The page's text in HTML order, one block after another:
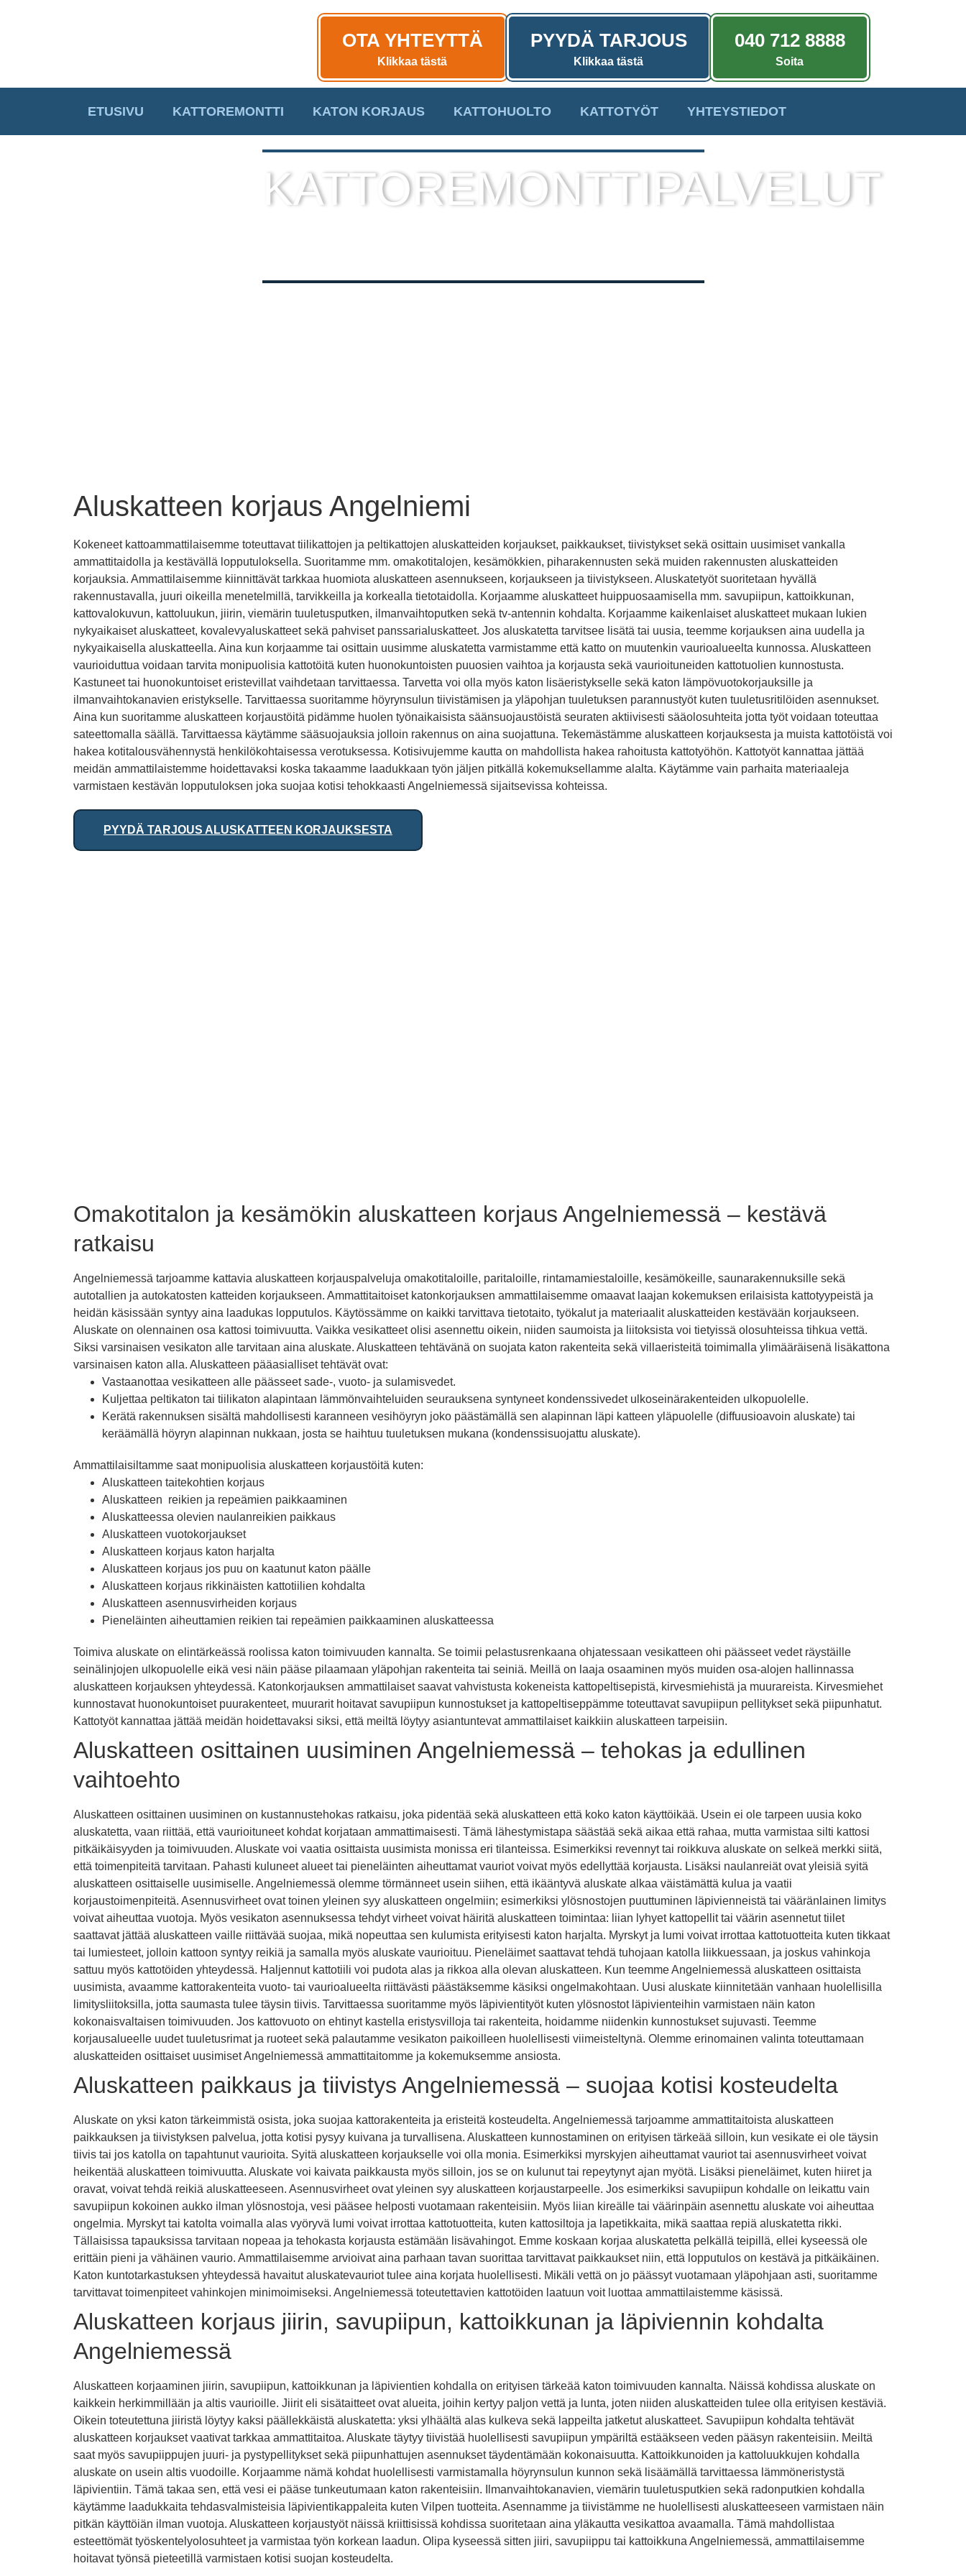
OTA YHTEYTTÄ
Klikkaa tästä
PYYDÄ TARJOUS
Klikkaa tästä
040 712 8888
Soita
ETUSIVU KATTOREMONTTI KATON KORJAUS KATTOHUOLTO KATTOTYÖT YHTEYSTIEDOT
KATTOREMONTTIPALVELUT
Aluskatteen korjaus Angelniemi
Kokeneet kattoammattilaisemme toteuttavat tiilikattojen ja peltikattojen aluskatteiden korjaukset, paikkaukset, tiivistykset sekä osittain uusimiset vankalla
ammattitaidolla ja kestävällä lopputuloksella. Suoritamme mm. omakotitalojen, kesämökkien, piharakennusten sekä muiden rakennusten aluskatteiden
korjauksia. Ammattilaisemme kiinnittävät tarkkaa huomiota aluskatteen asennukseen, korjaukseen ja tiivistykseen. Aluskatetyöt suoritetaan hyvällä
rakennustavalla, juuri oikeilla menetelmillä, tarvikkeilla ja korkealla tietotaidolla. Korjaamme aluskatteet huippuosaamisella mm. savupiipun, kattoikkunan,
kattovalokuvun, kattoluukun, jiirin, viemärin tuuletusputken, ilmanvaihtoputken sekä tv-antennin kohdalta. Korjaamme kaikenlaiset aluskatteet mukaan lukien
nykyaikaiset aluskatteet, kovalevyaluskatteet sekä pahviset panssarialuskatteet. Jos aluskatetta tarvitsee lisätä tai uusia, teemme korjauksen aina uudella ja
nykyaikaisella aluskatteella. Aina kun korjaamme tai osittain uusimme aluskatetta varmistamme että katto on muutenkin vaurioalueelta kunnossa. Aluskatteen
vaurioiduttua voidaan tarvita monipuolisia kattotöitä kuten huonokuntoisten puuosien vaihtoa ja korjausta sekä vaurioituneiden kattotuolien kunnostusta.
Kastuneet tai huonokuntoiset eristevillat vaihdetaan tarvittaessa. Tarvetta voi olla myös katon lisäeristykselle sekä katon lämpövuotokorjauksille ja
ilmanvaihtokanavien eristykselle. Tarvittaessa suoritamme höyrynsulun tiivistämisen ja yläpohjan tuuletuksen parannustyöt kuten tuuletusritilöiden asennukset.
Aina kun suoritamme aluskatteen korjaustöitä pidämme huolen työnaikaisista säänsuojaustöistä seuraten aktiivisesti sääolosuhteita jotta työt voidaan toteuttaa
sateettomalla säällä. Tarvittaessa käytämme sääsuojauksia jolloin rakennus on aina suojattuna. Tekemästämme aluskatteen korjauksesta ja muista kattotöistä voi
hakea kotitalousvähennystä henkilökohtaisessa verotuksessa. Kotisivujemme kautta on mahdollista hakea rahoitusta kattotyöhön. Kattotyöt kannattaa jättää
meidän ammattilaistemme hoidettavaksi koska takaamme laadukkaan työn jäljen pitkällä kokemuksellamme alalta. Käytämme vain parhaita materiaaleja
varmistaen kestävän lopputuloksen joka suojaa kotisi tehokkaasti Angelniemessä sijaitsevissa kohteissa.
PYYDÄ TARJOUS ALUSKATTEEN KORJAUKSESTA
Omakotitalon ja kesämökin aluskatteen korjaus Angelniemessä – kestävä
ratkaisu
Angelniemessä tarjoamme kattavia aluskatteen korjauspalveluja omakotitaloille, paritaloille, rintamamiestaloille, kesämökeille, saunarakennuksille sekä
autotallien ja autokatosten katteiden korjaukseen. Ammattitaitoiset katonkorjauksen ammattilaisemme omaavat laajan kokemuksen erilaisista kattotyypeistä ja
heidän käsissään syntyy aina laadukas lopputulos. Käytössämme on kaikki tarvittava tietotaito, työkalut ja materiaalit aluskatteiden kestävään korjaukseen.
Aluskate on olennainen osa kattosi toimivuutta. Vaikka vesikatteet olisi asennettu oikein, niiden saumoista ja liitoksista voi tietyissä olosuhteissa tihkua vettä.
Siksi varsinaisen vesikaton alle tarvitaan aina aluskate. Aluskatteen tehtävänä on suojata katon rakenteita sekä villaeristeitä toimimalla ylimääräisenä lisäkattona
varsinaisen katon alla. Aluskatteen pääasialliset tehtävät ovat:
Vastaanottaa vesikatteen alle päässeet sade-, vuoto- ja sulamisvedet.
Kuljettaa peltikaton tai tiilikaton alapintaan lämmönvaihteluiden seurauksena syntyneet kondenssivedet ulkoseinärakenteiden ulkopuolelle.
Kerätä rakennuksen sisältä mahdollisesti karanneen vesihöyryn joko päästämällä sen alapinnan läpi katteen yläpuolelle (diffuusioavoin aluskate) tai
keräämällä höyryn alapinnan nukkaan, josta se haihtuu tuuletuksen mukana (kondenssisuojattu aluskate).
Ammattilaisiltamme saat monipuolisia aluskatteen korjaustöitä kuten:
Aluskatteen taitekohtien korjaus
Aluskatteen reikien ja repeämien paikkaaminen
Aluskatteessa olevien naulanreikien paikkaus
Aluskatteen vuotokorjaukset
Aluskatteen korjaus katon harjalta
Aluskatteen korjaus jos puu on kaatunut katon päälle
Aluskatteen korjaus rikkinäisten kattotiilien kohdalta
Aluskatteen asennusvirheiden korjaus
Pieneläinten aiheuttamien reikien tai repeämien paikkaaminen aluskatteessa
Toimiva aluskate on elintärkeässä roolissa katon toimivuuden kannalta. Se toimii pelastusrenkaana ohjatessaan vesikatteen ohi päässeet vedet räystäille
seinälinjojen ulkopuolelle eikä vesi näin pääse pilaamaan yläpohjan rakenteita tai seiniä. Meillä on laaja osaaminen myös muiden osa-alojen hallinnassa
aluskatteen korjauksen yhteydessä. Katonkorjauksen ammattilaiset saavat vahvistusta kokeneista kattopeltisepistä, kirvesmiehistä ja muurareista. Kirvesmiehet
kunnostavat huonokuntoiset puurakenteet, muurarit hoitavat savupiipun kunnostukset ja kattopeltiseppämme toteuttavat savupiipun pellitykset sekä piipunhatut.
Kattotyöt kannattaa jättää meidän hoidettavaksi siksi, että meiltä löytyy asiantuntevat ammattilaiset kaikkiin aluskatteen tarpeisiin.
Aluskatteen osittainen uusiminen Angelniemessä – tehokas ja edullinen
vaihtoehto
Aluskatteen osittainen uusiminen on kustannustehokas ratkaisu, joka pidentää sekä aluskatteen että koko katon käyttöikää. Usein ei ole tarpeen uusia koko
aluskatetta, vaan riittää, että vaurioituneet kohdat korjataan ammattimaisesti. Tämä lähestymistapa säästää sekä aikaa että rahaa, mutta varmistaa silti kattosi
pitkäikäisyyden ja toimivuuden. Aluskate voi vaatia osittaista uusimista monissa eri tilanteissa. Esimerkiksi revennyt tai roikkuva aluskate on selkeä merkki siitä,
että toimenpiteitä tarvitaan. Pahasti kuluneet alueet tai pieneläinten aiheuttamat vauriot voivat myös edellyttää korjausta. Lisäksi naulanreiät ovat yleisiä syitä
aluskatteen osittaiselle uusimiselle. Angelniemessä olemme törmänneet usein siihen, että ikääntyvä aluskate alkaa väistämättä kulua ja vaatii
korjaustoimenpiteitä. Asennusvirheet ovat toinen yleinen syy aluskatteen ongelmiin; esimerkiksi ylösnostojen puuttuminen läpivienneistä tai vääränlainen limitys
voivat aiheuttaa vuotoja. Myös vesikaton asennuksessa tehdyt virheet voivat häiritä aluskatteen toimintaa: liian lyhyet kattopellit tai väärin asennetut tiilet
saattavat jättää aluskatteen vaille riittävää suojaa, mikä nopeuttaa sen kulumista erityisesti katon harjalta. Myrskyt ja lumi voivat irrottaa kattotuotteita kuten tikkaat
tai lumiesteet, jolloin kattoon syntyy reikiä ja samalla myös aluskate vaurioituu. Pieneläimet saattavat tehdä tuhojaan katolla liikkuessaan, ja joskus vahinkoja
sattuu myös kattotöiden yhteydessä. Haljennut kattotiili voi pudota alas ja rikkoa alla olevan aluskatteen. Kun teemme Angelniemessä aluskatteen osittaista
uusimista, avaamme kattorakenteita vuoto- tai vaurioalueelta riittävästi päästäksemme käsiksi ongelmakohtaan. Uusi aluskate kiinnitetään vanhaan huolellisilla
limitysliitoksilla, jotta saumasta tulee täysin tiivis. Tarvittaessa suoritamme myös läpivientityöt kuten ylösnostot läpivienteihin varmistaen näin katon
kokonaisvaltaisen toimivuuden. Jos kattovuoto on ehtinyt kastella eristysvilloja tai rakenteita, hoidamme niidenkin kunnostukset sujuvasti. Teemme
korjausalueelle uudet tuuletusrimat ja ruoteet sekä palautamme vesikaton paikoilleen huolellisesti viimeisteltynä. Olemme erinomainen valinta toteuttamaan
aluskatteiden osittaiset uusimiset Angelniemessä ammattitaitomme ja kokemuksemme ansiosta.
Aluskatteen paikkaus ja tiivistys Angelniemessä – suojaa kotisi kosteudelta
Aluskate on yksi katon tärkeimmistä osista, joka suojaa kattorakenteita ja eristeitä kosteudelta. Angelniemessä tarjoamme ammattitaitoista aluskatteen
paikkauksen ja tiivistyksen palvelua, jotta kotisi pysyy kuivana ja turvallisena. Aluskatteen kunnostaminen on erityisen tärkeää silloin, kun vesikate ei ole täysin
tiivis tai jos katolla on tapahtunut vaurioita. Syitä aluskatteen korjaukselle voi olla monia. Esimerkiksi myrskyjen aiheuttamat vauriot tai asennusvirheet voivat
heikentää aluskatteen toimivuutta. Aluskate voi kaivata paikkausta myös silloin, jos se on kulunut tai repeytynyt ajan myötä. Lisäksi pieneläimet, kuten hiiret ja
oravat, voivat tehdä reikiä aluskatteeseen. Asennusvirheet ovat yleinen syy aluskatteen korjaustarpeelle. Jos esimerkiksi savupiipun kohdalle on leikattu vain
savupiipun kokoinen aukko ilman ylösnostoja, vesi pääsee helposti vuotamaan rakenteisiin. Myös liian kireälle tai väärinpäin asennettu aluskate voi aiheuttaa
ongelmia. Myrskyt tai katolta voimalla alas vyöryvä lumi voivat irrottaa kattotuotteita, kuten kattosiltoja ja lapetikkaita, mikä saattaa repiä aluskatetta rikki.
Tällaisissa tapauksissa tarvitaan nopeaa ja tehokasta korjausta estämään lisävahingot. Emme koskaan korjaa aluskatetta pelkällä teipillä, ellei kyseessä ole
erittäin pieni ja vähäinen vaurio. Ammattilaisemme arvioivat aina parhaan tavan suorittaa tarvittavat paikkaukset niin, että lopputulos on kestävä ja pitkäikäinen.
Katon kuntotarkastuksen yhteydessä havaitut aluskatevauriot tulee aina korjata huolellisesti. Mikäli vettä on jo päässyt vuotamaan yläpohjaan asti, suoritamme
tarvittavat toimenpiteet vahinkojen minimoimiseksi. Angelniemessä toteutettavien kattotöiden laatuun voit luottaa ammattilaistemme käsissä.
Aluskatteen korjaus jiirin, savupiipun, kattoikkunan ja läpiviennin kohdalta
Angelniemessä
Aluskatteen korjaaminen jiirin, savupiipun, kattoikkunan ja läpivientien kohdalla on erityisen tärkeää katon toimivuuden kannalta. Näissä kohdissa aluskate on
kaikkein herkimmillään ja altis vaurioille. Jiirit eli sisätaitteet ovat alueita, joihin kertyy paljon vettä ja lunta, joten niiden aluskatteiden tulee olla erityisen kestäviä.
Oikein toteutettuna jiiristä löytyy kaksi päällekkäistä aluskatetta: yksi ylhäältä alas kulkeva sekä lappeilta jatketut aluskatteet. Savupiipun kohdalta tehtävät
aluskatteen korjaukset vaativat tarkkaa ammattitaitoa. Aluskate täytyy tiivistää huolellisesti savupiipun ympäriltä estääkseen veden pääsyn rakenteisiin. Meiltä
saat myös savupiippujen juuri- ja pystypellitykset sekä piipunhattujen asennukset täydentämään kokonaisuutta. Kattoikkunoiden ja kattoluukkujen kohdalla
aluskate on usein altis vuodoille. Korjaamme nämä kohdat huolellisesti varmistamalla höyrynsulun kunnon sekä lisäämällä tarvittaessa lämmöneristystä
läpivientiin. Tämä takaa sen, että vesi ei pääse tunkeutumaan katon rakenteisiin. Ilmanvaihtokanavien, viemärin tuuletusputkien sekä radonputkien kohdalla
käytämme laadukkaita tehdasvalmisteisia läpivientikappaleita kuten Vilpen tuotteita. Asennamme ja tiivistämme ne huolellisesti aluskatteeseen varmistaen näin
pitkän käyttöiän ilman vuotoja. Aluskatteen korjaustyöt näissä kriittisissä kohdissa suoritetaan aina yläkautta vesikattoa avaamalla. Tämä mahdollistaa
esteettömät työskentelyolosuhteet ja varmistaa työn korkean laadun. Olipa kyseessä sitten jiiri, savupiippu tai kattoikkuna Angelniemessä, ammattilaisemme
hoitavat työnsä pieteetillä varmistaen kotisi suojan kosteudelta.